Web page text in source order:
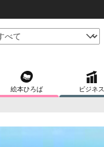
絵本ひろば ビジネス